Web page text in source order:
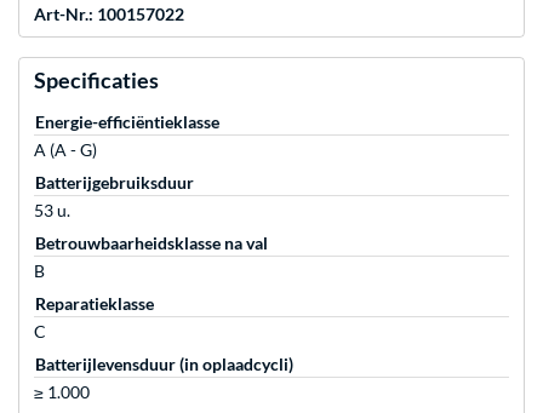
Art-Nr.: 100157022
Specificaties
Energie-efficiëntieklasse
A (A - G)
Batterijgebruiksduur
53 u.
Betrouwbaarheidsklasse na val
B
Reparatieklasse
C
Batterijlevensduur (in oplaadcycli)
≥ 1.000